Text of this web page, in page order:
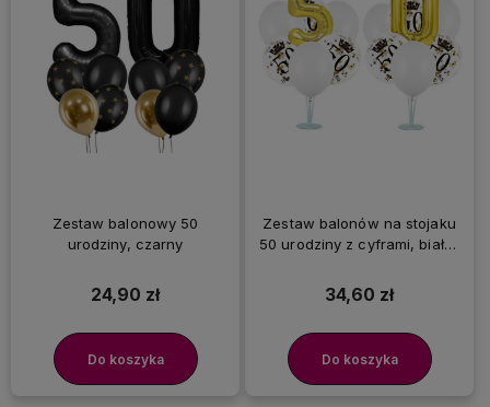
Zestaw balonowy 50
urodziny, czarny
24,90 zł
Do koszyka
Zestaw balonów na stojaku
50 urodziny z cyframi, biało-
34,60 zł
Do koszyka